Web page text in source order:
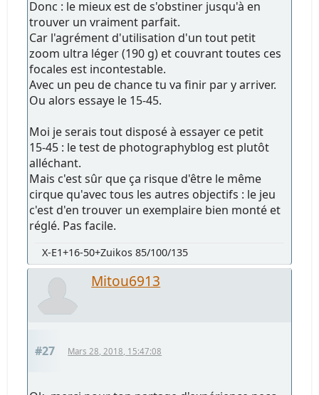
Donc : le mieux est de s'obstiner jusqu'à en
trouver un vraiment parfait.
Car l'agrément d'utilisation d'un tout petit
zoom ultra léger (190 g) et couvrant toutes ces
focales est incontestable.
Avec un peu de chance tu va finir par y arriver.
Ou alors essaye le 15-45.
Moi je serais tout disposé à essayer ce petit
15-45 : le test de photographyblog est plutôt
alléchant.
Mais c'est sûr que ça risque d'être le même
cirque qu'avec tous les autres objectifs : le jeu
c'est d'en trouver un exemplaire bien monté et
réglé. Pas facile.
X-E1+16-50+Zuikos 85/100/135
Mitou6913
#27 Mars 28, 2018, 15:47:08